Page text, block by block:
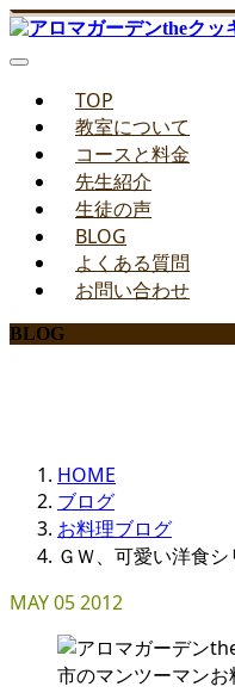
TOP
教室について
コースと料金
先生紹介
生徒の声
BLOG
よくある質問
お問い合わせ
BLOG
HOME
ブログ
お料理ブログ
ＧＷ、可愛い洋食
MAY052012